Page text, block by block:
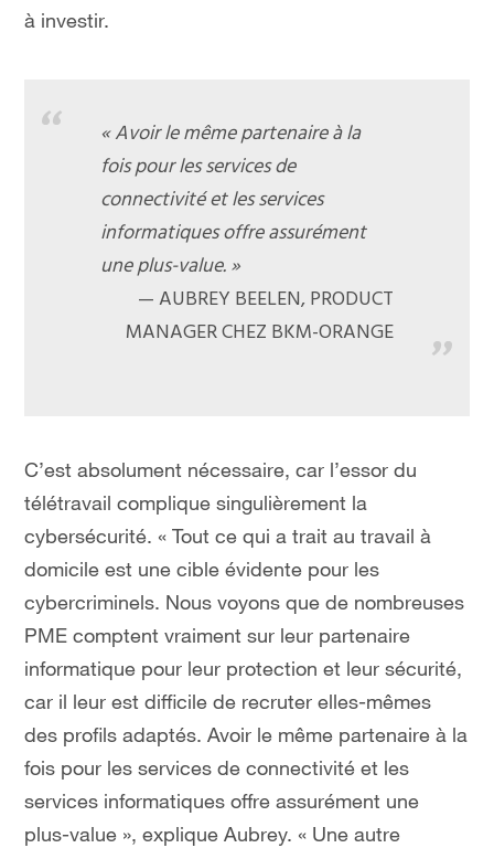
à investir.
« Avoir le même partenaire à la
fois pour les services de
connectivité et les services
informatiques offre assurément
une plus-value. »
AUBREY BEELEN, PRODUCT
MANAGER CHEZ BKM-ORANGE
C’est absolument nécessaire, car l’essor du
télétravail complique singulièrement la
cybersécurité. « Tout ce qui a trait au travail à
domicile est une cible évidente pour les
cybercriminels. Nous voyons que de nombreuses
PME comptent vraiment sur leur partenaire
informatique pour leur protection et leur sécurité,
car il leur est difficile de recruter elles-mêmes
des profils adaptés. Avoir le même partenaire à la
fois pour les services de connectivité et les
services informatiques offre assurément une
plus-value », explique Aubrey. « Une autre